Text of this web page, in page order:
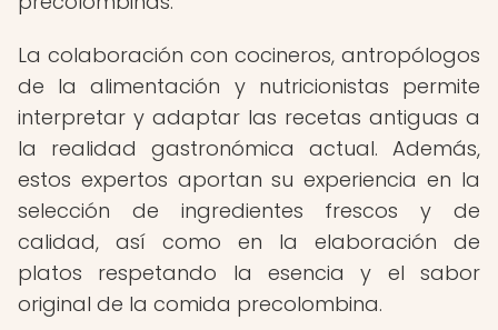
La colaboración con cocineros, antropólogos
de la alimentación y nutricionistas permite
interpretar y adaptar las recetas antiguas a
la realidad gastronómica actual. Además,
estos expertos aportan su experiencia en la
selección de ingredientes frescos y de
calidad, así como en la elaboración de
platos respetando la esencia y el sabor
original de la comida precolombina.